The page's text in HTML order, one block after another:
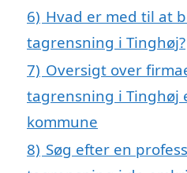
6) Hvad er med til at
tagrensning i Tinghøj?
7) Oversigt over
tagrensning i Tinghøj
kommune
8) Søg efter en